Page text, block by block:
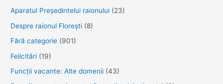
Aparatul Preşedintelui raionului (23)
Despre raionul Floreşti (8)
Fără categorie (901)
Felicitări (19)
Funcţii vacante: Alte domenii (43)